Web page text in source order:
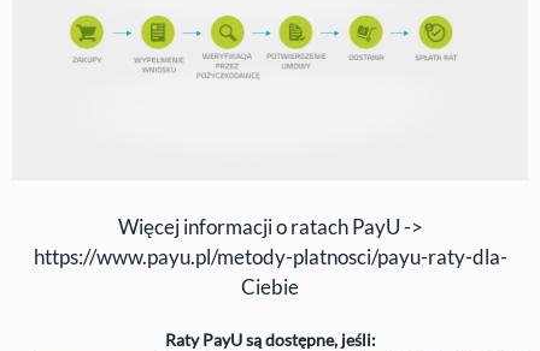
Więcej informacji o ratach PayU ->
https://www.payu.pl/metody-platnosci/payu-raty-dla-
Ciebie
Raty PayU są dostępne, jeśli: